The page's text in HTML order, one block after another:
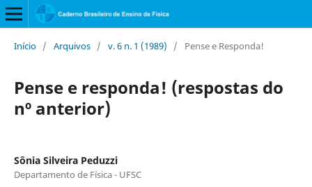
Início / Arquivos / v. 6 n. 1 (1989) / Pense e Responda!
Pense e responda! (respostas do
nº anterior)
Sônia Silveira Peduzzi
Departamento de Física - UFSC